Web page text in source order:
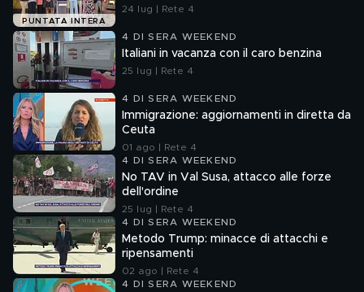
PUNTATA INTERA
24 lug | Rete 4
4 DI SERA WEEKEND
Italiani in vacanza con il caro benzina
25 lug | Rete 4
4 DI SERA WEEKEND
Immigrazione: aggiornamenti in diretta da
Ceuta
01 ago | Rete 4
4 DI SERA WEEKEND
No TAV in Val Susa, attacco alle forze
dell'ordine
25 lug | Rete 4
4 DI SERA WEEKEND
Metodo Trump: minacce di attacchi e
ripensamenti
02 ago | Rete 4
4 DI SERA WEEKEND